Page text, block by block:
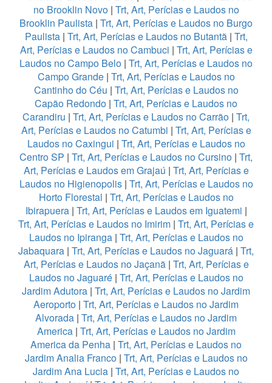
no Brooklin Novo| Trt, Art, Perícias e Laudos no
Brooklin Paulista | Trt, Art, Perícias e Laudos no Burgo
Paulista| Trt, Art, Perícias e Laudos no Butantã| Trt,
Art, Perícias e Laudos no Cambuci | Trt, Art, Perícias e
Laudos no Campo Belo | Trt, Art, Perícias e Laudos no
Campo Grande| Trt, Art, Perícias e Laudos no
Cantinho do Céu | Trt, Art, Perícias e Laudos no
Capão Redondo | Trt, Art, Perícias e Laudos no
Carandiru | Trt, Art, Perícias e Laudos no Carrão | Trt,
Art, Perícias e Laudos no Catumbi | Trt, Art, Perícias e
Laudos no Caxingui | Trt, Art, Perícias e Laudos no
Centro SP | Trt, Art, Perícias e Laudos no Cursino | Trt,
Art, Perícias e Laudos em Grajaú | Trt, Art, Perícias e
Laudos no Higienopolis| Trt, Art, Perícias e Laudos no
Horto Florestal | Trt, Art, Perícias e Laudos no
Ibirapuera| Trt, Art, Perícias e Laudos em Iguatemi |
Trt, Art, Perícias e Laudos no Imirim | Trt, Art, Perícias e
Laudos no Ipiranga| Trt, Art, Perícias e Laudos no
Jabaquara | Trt, Art, Perícias e Laudos no Jaguará | Trt,
Art, Perícias e Laudos no Jaçanã| Trt, Art, Perícias e
Laudos no Jaguaré| Trt, Art, Perícias e Laudos no
Jardim Adutora | Trt, Art, Perícias e Laudos no Jardim
Aeroporto | Trt, Art, Perícias e Laudos no Jardim
Alvorada | Trt, Art, Perícias e Laudos no Jardim
America| Trt, Art, Perícias e Laudos no Jardim
America da Penha | Trt, Art, Perícias e Laudos no
Jardim Analia Franco| Trt, Art, Perícias e Laudos no
Jardim Ana Lucia | Trt, Art, Perícias e Laudos no